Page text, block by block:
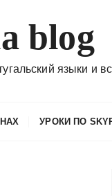
blog
языки и
УРОКИ ПО